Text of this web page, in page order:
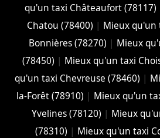
qu'un taxi Châteaufort (78117)
Chatou (78400) | Mieux qu'un
Bonnières (78270) | Mieux
(78450) | Mieux qu'un taxi
qu'un taxi Chevreuse (78460) |
la-Forêt (78910) | Mieux qu'un
Yvelines (78120) | Mieux
(78310) | Mieux qu'un taxi